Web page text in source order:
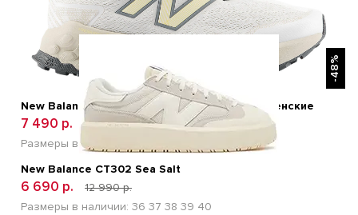
New Balance Fresh Foam X Garoe V2 White Женские
7 490 р.
13 400 р.
Размеры в наличии:
-48%
New Balance CT302 Sea Salt
6 690 р.
12 990 р.
Размеры в наличии: 36 37 38 39 40